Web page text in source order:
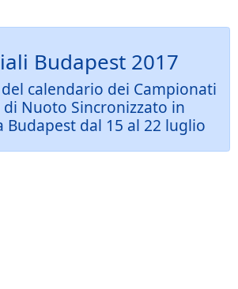
Budapest 2017
calendario dei Campionati
Nuoto Sincronizzato in
dal 15 al 22 luglio